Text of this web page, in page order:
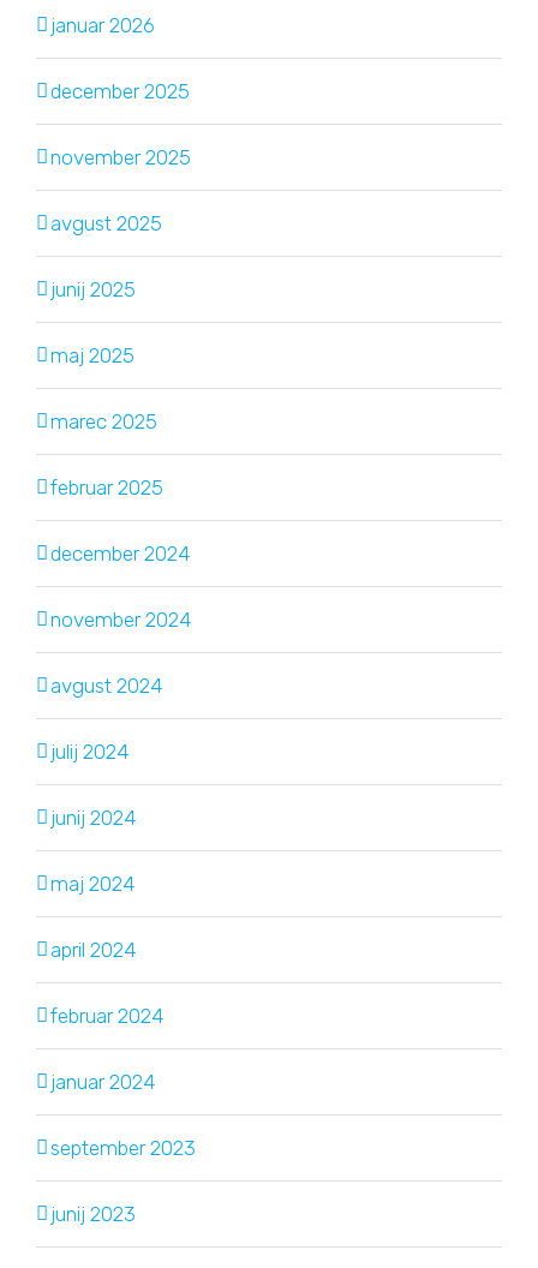
januar 2026
december 2025
november 2025
avgust 2025
junij 2025
maj 2025
marec 2025
februar 2025
december 2024
november 2024
avgust 2024
julij 2024
junij 2024
maj 2024
april 2024
februar 2024
januar 2024
september 2023
junij 2023